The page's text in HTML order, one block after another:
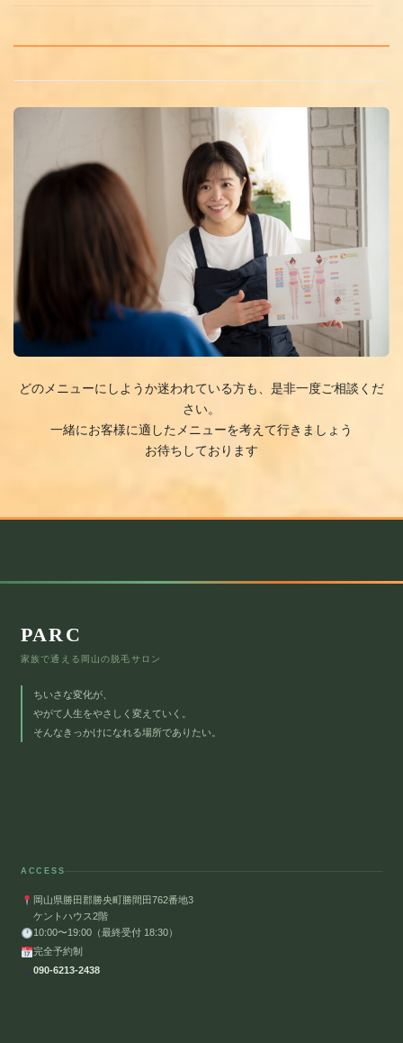
どのメニューにしようか迷われている方も、是非一度ご相談くだ
さい。
一緒にお客様に適したメニューを考えて行きましょう
お待ちしております
PARC
家族で通える岡山の脱毛サロン
ちいさな変化が、
やがて人生をやさしく変えていく。
そんなきっかけになれる場所でありたい。
ACCESS
岡山県勝田郡勝央町勝間田762番地3
ケントハウス2階
10:00〜19:00（最終受付 18:30）
完全予約制
090-6213-2438